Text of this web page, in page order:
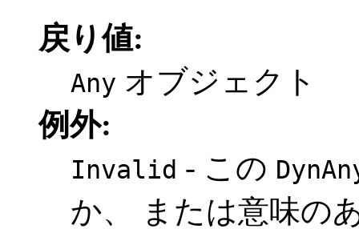
戻り値:
Any オブジェクト
例外:
Invalid - この
か、 または意味の